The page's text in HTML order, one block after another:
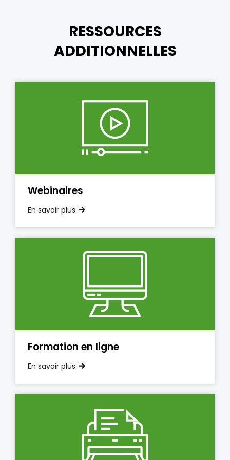
RESSOURCES
ADDITIONNELLES
Webinaires
En savoir plus
Formation en ligne
En savoir plus